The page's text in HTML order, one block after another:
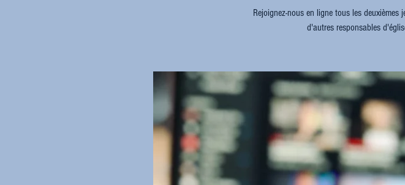
Rejoignez-nous en ligne tous les
d'autres responsables